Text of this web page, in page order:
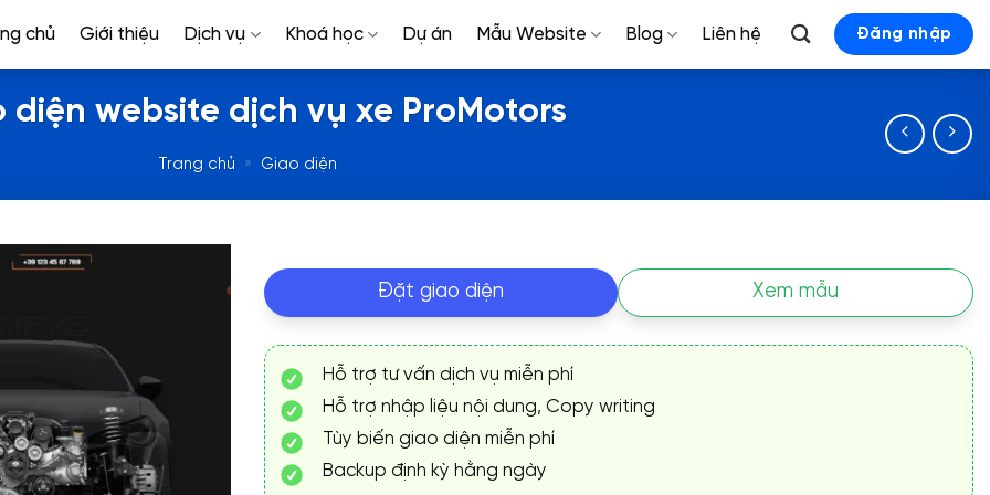
chủ Giới thiệu Dịch vụ Khoá học Dự án Mẫu Website Blog Liên hệ Đăng nhập
diện website dịch vụ xe ProMotors
Trang chủ » Giao diện
Đặt giao diện Xem mẫu
Hỗ trợ tư vấn dịch vụ miễn phí
Hỗ trợ nhập liệu nội dung, Copy writing
Tùy biến giao diện miễn phí
Backup định kỳ hằng ngày